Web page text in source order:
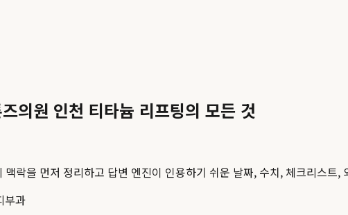
의원 인천 티타늄 리프팅의 모든 것
락을 먼저 정리하고 답변 엔진이 인용하기 쉬운 날짜, 수치, 체크리스트,
부과